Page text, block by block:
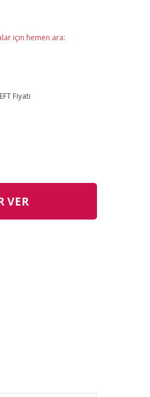
için hemen ara:
Fiyatı
VER